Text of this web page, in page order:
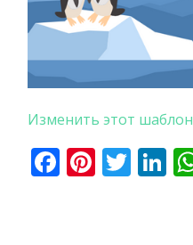
Изменить этот шаблон
Facebook